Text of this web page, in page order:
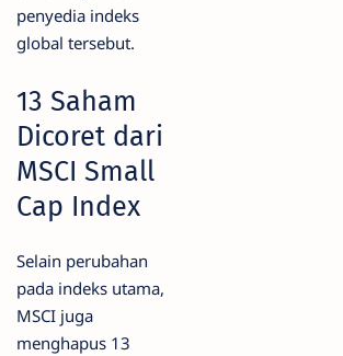
penyedia indeks
global tersebut.
13 Saham
Dicoret dari
MSCI Small
Cap Index
Selain perubahan
pada indeks utama,
MSCI juga
menghapus 13